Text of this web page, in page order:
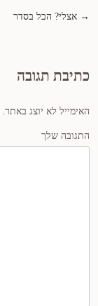
→ אצלי? הכל בסדר
כתיבת תגובה
האימייל לא יוצג באתר.
התגובה שלך